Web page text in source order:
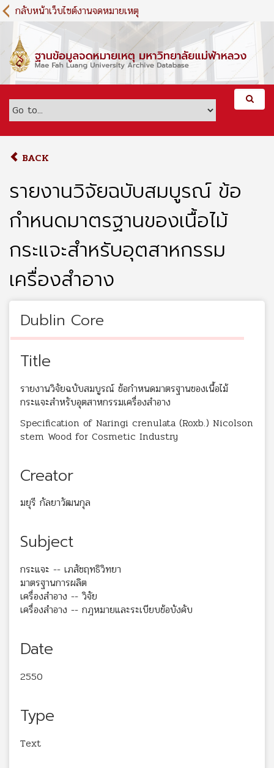
S
k
m
c
กลับหน้าเว็บไซต์งานจดหมายเหตุ
BACK
รายงานวิจัยฉบับสมบูรณ์ ข้อ
กำหนดมาตรฐานของเนื้อไม้
กระแจะสำหรับอุตสาหกรรม
เครื่องสำอาง
Dublin Core
Title
รายงานวิจัยฉบับสมบูรณ์ ข้อกำหนดมาตรฐานของเนื้อไม้
กระแจะสำหรับอุตสาหกรรมเครื่องสำอาง
Specification of Naringi crenulata (Roxb.) Nicolson
stem Wood for Cosmetic Industry
Creator
มยุรี กัลยาวัฒนกุล
Subject
กระแจะ -- เภสัชฤทธิวิทยา
มาตรฐานการผลิต
เครื่องสำอาง -- วิจัย
เครื่องสำอาง -- กฎหมายและระเบียบข้อบังคับ
Date
2550
Type
Text